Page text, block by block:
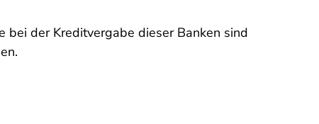
bei der Kreditvergabe dieser Banken sind